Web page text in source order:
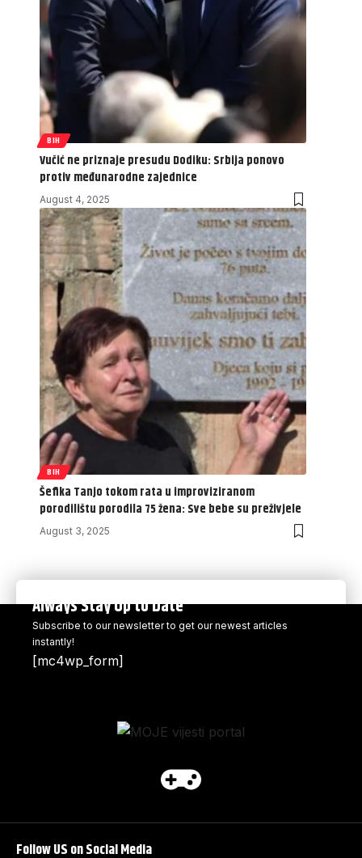
BIH
Vučić ne priznaje presudu Dodiku: Srbija ponovo
protiv međunarodne zajednice
August 4, 2025
BIH
Šefika Tanjo tokom rata u improviziranom
porodilištu porodila 75 žena: Sve bebe su preživjele
August 3, 2025
Always Stay Up to Date
Subscribe to our newsletter to get our newest articles
instantly!
[mc4wp_form]
Follow US on Social Media